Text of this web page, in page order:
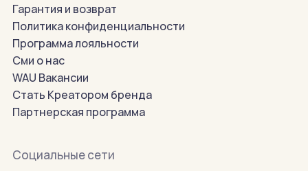
Гарантия и возврат
Политика конфиденциальности
Программа лояльности
Сми о нас
WAU Вакансии
Стать Креатором бренда
Партнерская программа
Социальные сети